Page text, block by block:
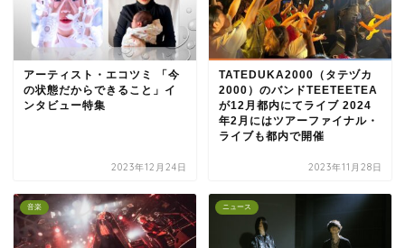
アーティスト・エコツミ 「今
の状態だからできること」イ
ンタビュー特集
2023年12月24日
TATEDUKA2000（タテヅカ
2000）のバンドTEETEETEA
が12月都内にてライブ 2024
年2月にはツアーファイナル・
ライブも都内で開催
2023年11月28日
音楽 ニュース